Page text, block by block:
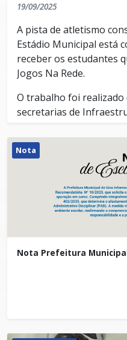
19/09/2025
A pista de atletismo
Estádio Municipal está
receber os estudantes
Jogos Na Rede.
O trabalho foi realizado
secretarias de
O local receberá neste
alunos que vão
400m, 800m e
disco e arremesso de
Após o período dos
atividades físicas.
Nota
Nota Prefeitura